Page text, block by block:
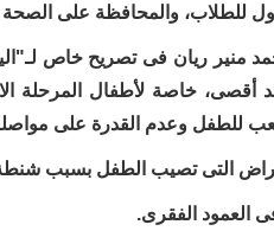
للطلاب، والمحافظة على الصحة
خاصة لأطفال المرحلة
للطفل وعدم القدرة على مواصلة
التى تصيب الطفل بسبب شنطة المدرسة